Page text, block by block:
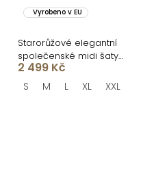
Vyrobeno v EU
Starorůžové elegantní
společenské midi šaty
NORALYN
2 499 Kč
S M L XL XXL